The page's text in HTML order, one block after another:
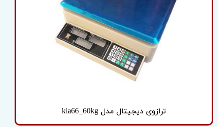
ترازوی دیجیتال مدل kia66_60kg